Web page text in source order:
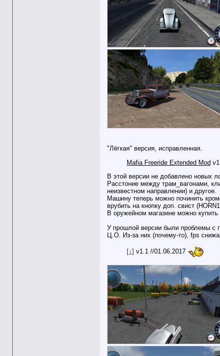
"Лёгкая" версия, исправленная.
Mafia Freeride Extended Mod
В этой версии не добавлено новых
Расстоние между трам_вагонами,
неизвестном направлении) и другое.
Машину теперь можно починить
врубить на кнопку доп. свист
В оружейном магазине можно
У прошлой версии были проблемы с
Ц.О. Из-за них (почему-то), fps
[↓] v1.1 //01.06.2017